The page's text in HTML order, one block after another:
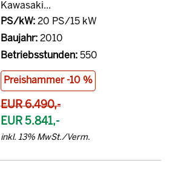
Kawasaki...
PS/kW:20 PS/15 kW
Baujahr:2010
Betriebsstunden:550
Preishammer -10 %
EUR 6.490,-
EUR 5.841,-
inkl. 13% MwSt./Verm.